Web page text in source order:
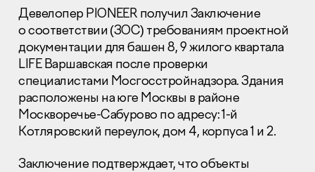
Девелопер PIONEER получил Заключение
о соответствии (ЗОС) требованиям проектной
документации для башен 8, 9 жилого квартала
LIFE Варшавская после проверки
специалистами Мосгосстройнадзора. Здания
расположены на юге Москвы в районе
Москворечье-Сабурово по адресу: 1-й
Котляровский переулок, дом 4, корпуса 1 и 2.
Заключение подтверждает, что объекты